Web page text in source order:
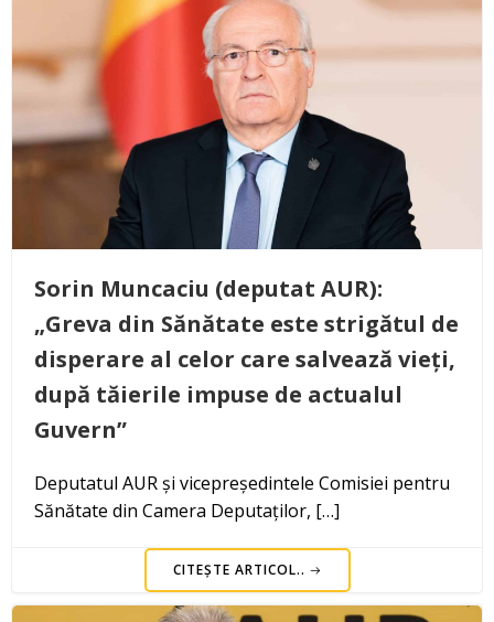
Sorin Muncaciu (deputat AUR):
„Greva din Sănătate este strigătul de
disperare al celor care salvează vieți,
după tăierile impuse de actualul
Guvern”
Deputatul AUR și vicepreședintele Comisiei pentru
Sănătate din Camera Deputaților, […]
CITEȘTE ARTICOL..